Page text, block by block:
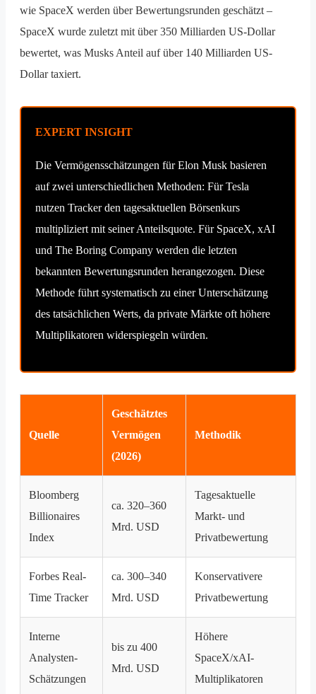
wie SpaceX werden über Bewertungsrunden geschätzt –
SpaceX wurde zuletzt mit über 350 Milliarden US-Dollar
bewertet, was Musks Anteil auf über 140 Milliarden US-
Dollar taxiert.
EXPERT INSIGHT
Die Vermögensschätzungen für Elon Musk basieren
auf zwei unterschiedlichen Methoden: Für Tesla
nutzen Tracker den tagesaktuellen Börsenkurs
multipliziert mit seiner Anteilsquote. Für SpaceX, xAI
und The Boring Company werden die letzten
bekannten Bewertungsrunden herangezogen. Diese
Methode führt systematisch zu einer Unterschätzung
des tatsächlichen Werts, da private Märkte oft höhere
Multiplikatoren widerspiegeln würden.
Quelle
Geschätztes
Vermögen
(2026)
Methodik
Bloomberg
Billionaires
Index
ca. 320–360
Mrd. USD
Tagesaktuelle
Markt- und
Privatbewertung
Forbes Real-
Time Tracker
ca. 300–340
Mrd. USD
Konservativere
Privatbewertung
Interne
Analysten-
Schätzungen
bis zu 400
Mrd. USD
Höhere
SpaceX/xAI-
Multiplikatoren